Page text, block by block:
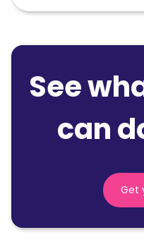
See
can
Get